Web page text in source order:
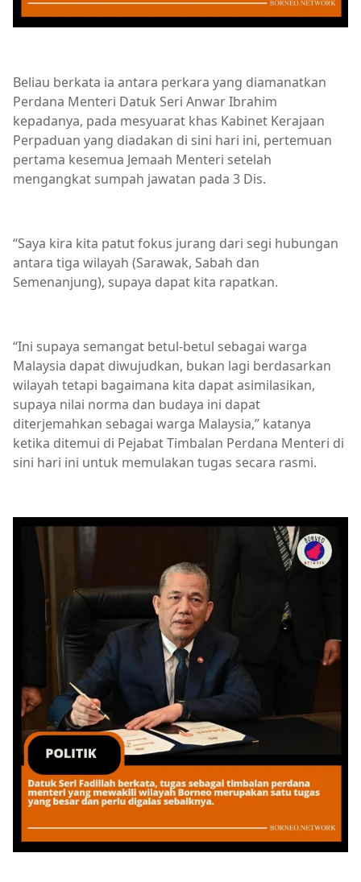
Beliau berkata ia antara perkara yang diamanatkan
Perdana Menteri Datuk Seri Anwar Ibrahim
kepadanya, pada mesyuarat khas Kabinet Kerajaan
Perpaduan yang diadakan di sini hari ini, pertemuan
pertama kesemua Jemaah Menteri setelah
mengangkat sumpah jawatan pada 3 Dis.
“Saya kira kita patut fokus jurang dari segi hubungan
antara tiga wilayah (Sarawak, Sabah dan
Semenanjung), supaya dapat kita rapatkan.
“Ini supaya semangat betul-betul sebagai warga
Malaysia dapat diwujudkan, bukan lagi berdasarkan
wilayah tetapi bagaimana kita dapat asimilasikan,
supaya nilai norma dan budaya ini dapat
diterjemahkan sebagai warga Malaysia,” katanya
ketika ditemui di Pejabat Timbalan Perdana Menteri di
sini hari ini untuk memulakan tugas secara rasmi.